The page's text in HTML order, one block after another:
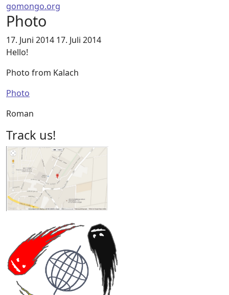
gomongo.org
Photo
17. Juni 2014 17. Juli 2014
Hello!
Photo from Kalach
Photo
Roman
Track us!